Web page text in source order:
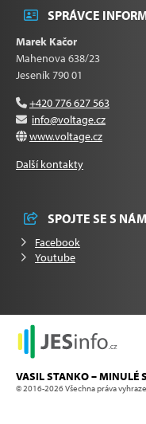
SPRÁVCE
Marek Kačor
Mahenova 638/23
Jeseník 790 01
+420 776 627 563
info@voltage.cz
www.voltage.cz
Další kontakty
SPOJTE SE S
Facebook
Youtube
VASIL STANKO –
© 2016-2026 Všechna práva